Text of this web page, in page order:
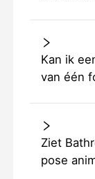
Kan ik
van één
Ziet
pose